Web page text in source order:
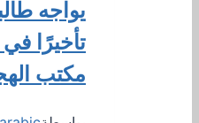
يواجه
تأخيرًا
مكتب